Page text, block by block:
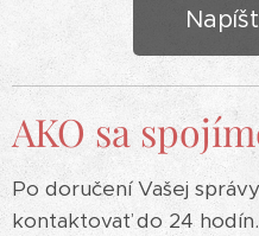
AKO sa
Po doručení Vašej
kontaktovať do 24